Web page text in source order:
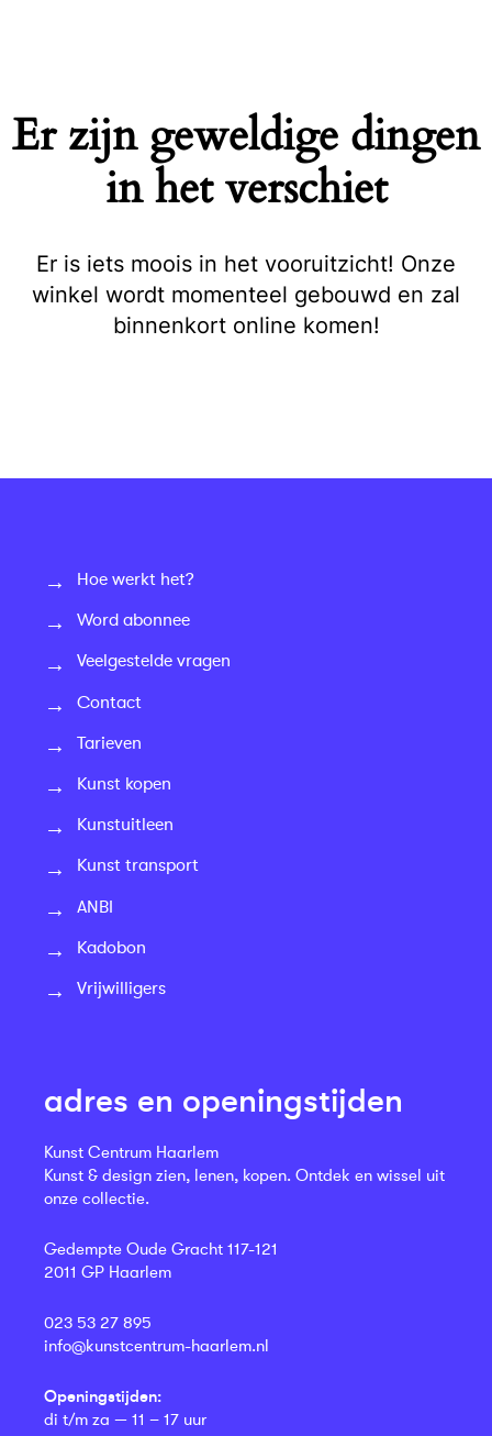
Er zijn geweldige dingen
in het verschiet
Er is iets moois in het vooruitzicht! Onze
winkel wordt momenteel gebouwd en zal
binnenkort online komen!
Hoe werkt het?
Word abonnee
Veelgestelde vragen
Contact
Tarieven
Kunst kopen
Kunstuitleen
Kunst transport
ANBI
Kadobon
Vrijwilligers
adres en openingstijden
Kunst Centrum Haarlem
Kunst & design zien, lenen, kopen. Ontdek en wissel uit
onze collectie.
Gedempte Oude Gracht 117-121
2011 GP Haarlem
023 53 27 895
info@kunstcentrum-haarlem.nl
Openingstijden:
di t/m za — 11 – 17 uur